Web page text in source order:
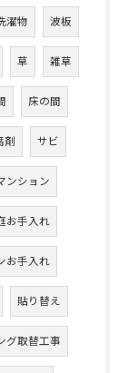
濯物 波板
草 雑草
床の間
剤 サビ
ンション
お手入れ
お手入れ
貼り替え
グ取替工事